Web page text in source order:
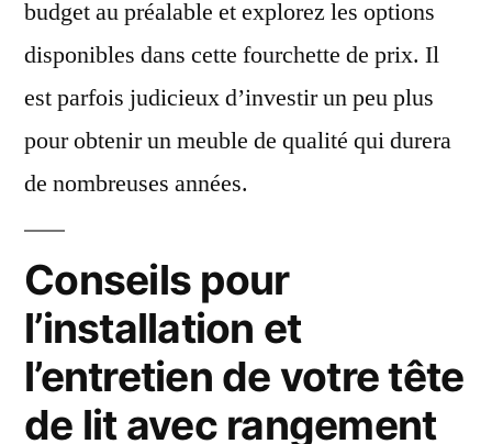
budget au préalable et explorez les options
disponibles dans cette fourchette de prix. Il
est parfois judicieux d’investir un peu plus
pour obtenir un meuble de qualité qui durera
de nombreuses années.
Conseils pour
l’installation et
l’entretien de votre tête
de lit avec rangement